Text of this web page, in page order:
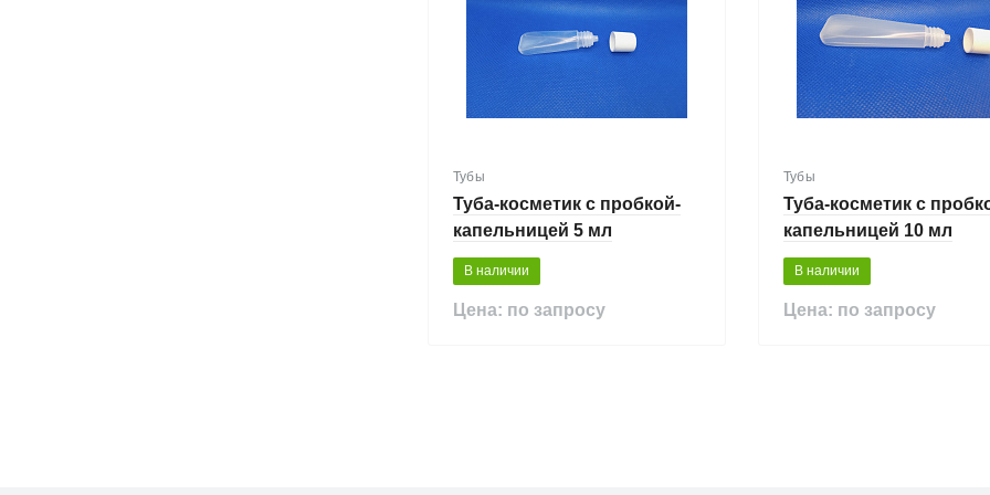
Тубы
Туба-косметик с пробкой-
капельницей 5 мл
В наличии
Цена: по запросу
Тубы
Туба-косметик с
капельницей 10 мл
В наличии
Цена: по запросу